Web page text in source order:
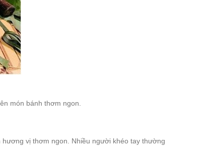
món bánh thơm ngon.
vị thơm ngon. Nhiều người khéo tay thường